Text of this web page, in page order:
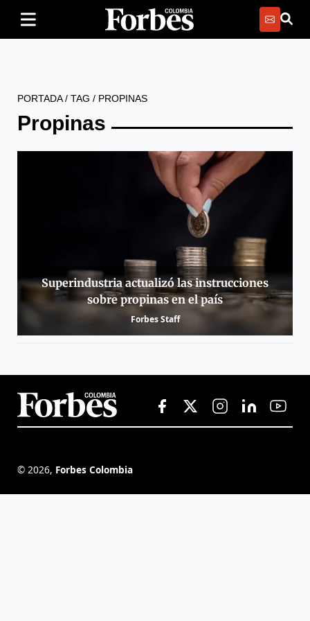
PORTADA/ TAG / PROPINAS
Propinas
Superindustria actualizó las instrucciones
sobre propinas en el país
Forbes Staff
© 2026, Forbes Colombia